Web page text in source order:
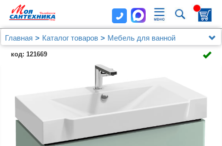
Главная Каталог товаров
Мебель для ванной
Jacob Delafon
Мебель для ванной Jacob Delafon Reve 80
код: 121669